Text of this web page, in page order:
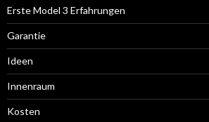
Erste Model 3 Erfahrungen
Garantie
Ideen
Innenraum
Kosten